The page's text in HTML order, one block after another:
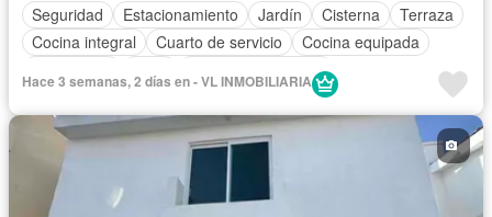
Seguridad
Estacionamiento Jardín Cisterna
Terraza
Cocina integral
Cuarto de servicio
Cocina equipada
Cuarto de Limpieza
Vista panorámica
Caseta de vigilancia
Permite mascotas
Permite niños
Solo familias
Sin amueblar
Hace 3 semanas, 2 días en - VL INMOBILIARIA